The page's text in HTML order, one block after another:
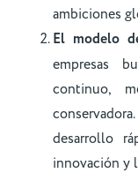
ambiciones
El modelo
empresas
continuo,
desarrollo
innovación y